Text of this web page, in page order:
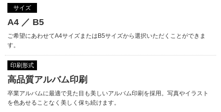
サイズ
A4 ／ B5
ご希望にあわせてA4サイズまたはB5サイズから選択いただくことができま
す。
印刷形式
高品質アルバム印刷
卒業アルバムに最適で見た目も美しいアルバム印刷を採用。写真やイラスト
を色あせることなく美しく保ち続けます。